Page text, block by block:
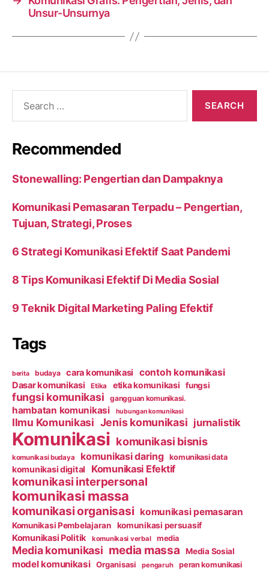
Unsur-Unsurnya
Recommended
Stonewalling: Pengertian dan Dampaknya
Komunikasi Pemasaran Terpadu – Pengertian,
Tujuan, Strategi, Proses
6 Strategi Komunikasi Efektif Saat Pandemi
8 Tips Komunikasi Efektif Di Media Sosial
9 Teknik Digital Marketing Paling Efektif
Tags
berita budaya cara komunikasi contoh komunikasi
Dasar komunikasi Etika etika komunikasi fungsi
fungsi komunikasi gangguan komunikasi.
hambatan komunikasi hubungan komunikasi
Ilmu Komunikasi Jenis komunikasi jurnalistik
Komunikasi komunikasi bisnis
komunikasi budaya komunikasi daring komunikasi data
komunikasi digital Komunikasi Efektif
komunikasi interpersonal
komunikasi massa
komunikasi organisasi komunikasi pemasaran
Komunikasi Pembelajaran komunikasi persuasif
Komunikasi Politik komunikasi verbal media
Media komunikasi media massa Media Sosial
model komunikasi Organisasi pengaruh peran komunikasi